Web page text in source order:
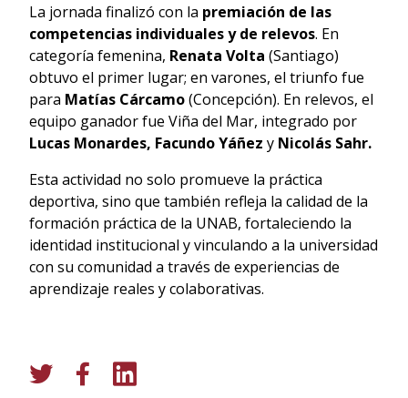
La jornada finalizó con la premiación de las
competencias individuales y de relevos. En
categoría femenina, Renata Volta (Santiago)
obtuvo el primer lugar; en varones, el triunfo fue
para Matías Cárcamo(Concepción). En relevos, el
equipo ganador fue Viña del Mar, integrado por
Lucas Monardes, Facundo Yáñez y Nicolás Sahr.
Esta actividad no solo promueve la práctica
deportiva, sino que también refleja la calidad de la
formación práctica de la UNAB, fortaleciendo la
identidad institucional y vinculando a la universidad
con su comunidad a través de experiencias de
aprendizaje reales y colaborativas.